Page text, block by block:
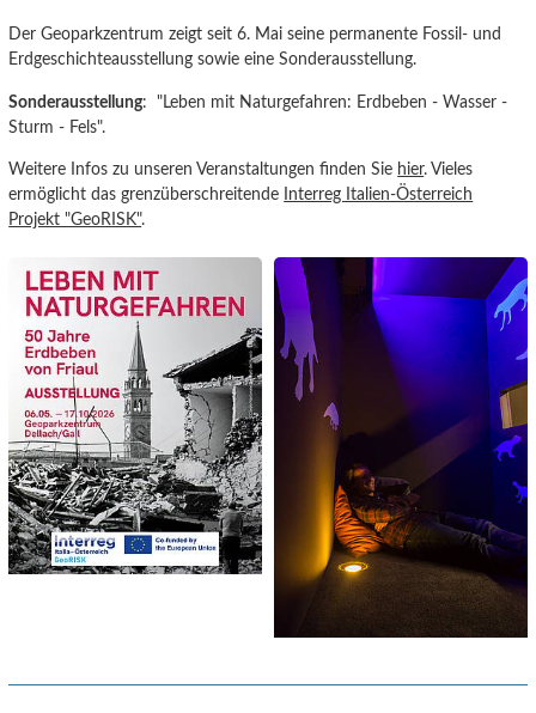
Der Geoparkzentrum zeigt seit 6. Mai seine permanente Fossil- und
Erdgeschichteausstellung sowie eine Sonderausstellung.
Sonderausstellung: "Leben mit Naturgefahren: Erdbeben - Wasser -
Sturm - Fels".
Weitere Infos zu unseren Veranstaltungen finden Sie hier. Vieles
ermöglicht das grenzüberschreitende Interreg Italien-Österreich
Projekt "GeoRISK".